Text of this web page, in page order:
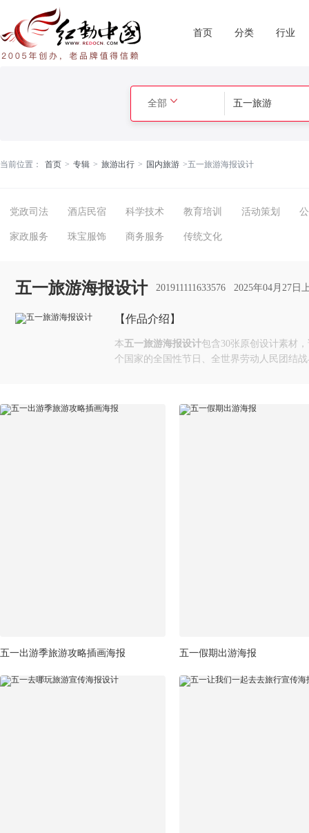
首页 分类 行业
全部
当前位置： 首页 > 专辑 > 旅游出行 > 国内旅游 >五一旅游海报设计
党政司法 酒店民宿 科学技术 教育培训 活动策划
家政服务 珠宝服饰 商务服务 传统文化
五一旅游海报设计 201911111633576 2025年04月27日
【作品介绍】
本五一旅游海报设计包含30张原创设计素材
个国家的全国性节日、全世界劳动人民团结
五一出游季旅游攻略插画海报 五一假期出游海报